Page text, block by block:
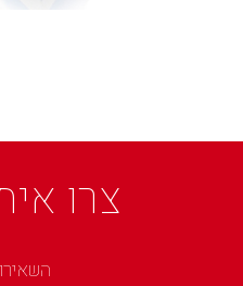
צרו